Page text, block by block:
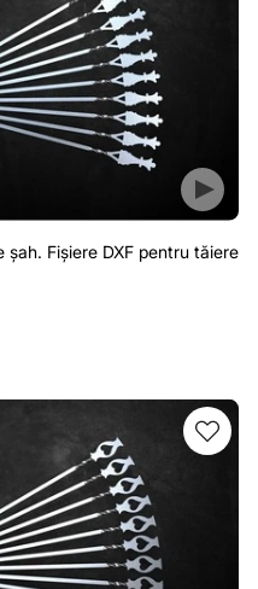
șah. Fișiere DXF pentru tăiere